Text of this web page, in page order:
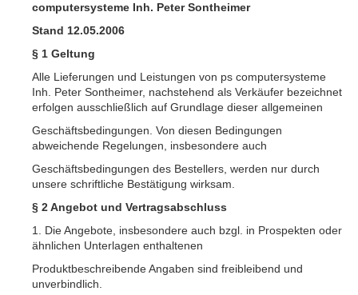
computersysteme Inh. Peter Sontheimer
Stand 12.05.2006
§ 1 Geltung
Alle Lieferungen und Leistungen von ps computersysteme
Inh. Peter Sontheimer, nachstehend als Verkäufer bezeichnet
erfolgen ausschließlich auf Grundlage dieser allgemeinen
Geschäftsbedingungen. Von diesen Bedingungen
abweichende Regelungen, insbesondere auch
Geschäftsbedingungen des Bestellers, werden nur durch
unsere schriftliche Bestätigung wirksam.
§ 2 Angebot und Vertragsabschluss
1. Die Angebote, insbesondere auch bzgl. in Prospekten oder
ähnlichen Unterlagen enthaltenen
Produktbeschreibende Angaben sind freibleibend und
unverbindlich.